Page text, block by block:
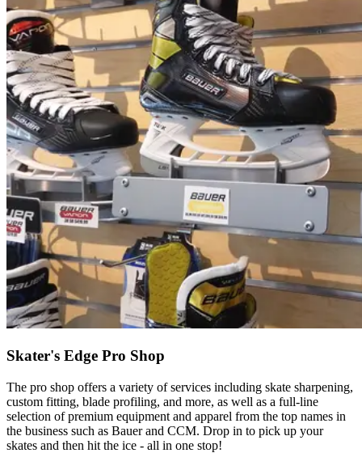
Skater's Edge Pro Shop​​​​‌ ‍ ​‍​‍‌‍ ‌ ​‍‌‍‍‌‌‍‌ ‌‍‍‌‌‍ ‍​‍​‍​ ‍‍​‍​‍‌ ​ ‌‍​‌‌‍ ‍‌‍‍‌‌ ‌​‌ ‍‌​‍ ‍‌‍‍‌‌‍ ​‍​‍​‍ ​​‍​‍‌‍‍​‌ ​‍‌‍‌‌‌‍‌‍​‍​‍​ ‍‍​‍​‍‌‍‍​‌ ‌​‌ ‌​‌ ​​‌ ​ ​ ‍‍​‍ ​‍ ‌‍​ ‌‍‍​‌‍‌‌‌‍ ​‌ ​ ‌‍‌‌‌‍​‌‌ ​​‌‍‍‌‌‍‌‌‌ ​‍‌ ​ ​‍ ‍‌ ​ ‌‍​‌‌‍ ‍‌‍‍‌‌ ‌​‌ ‍‌​‍ ‍‌ ​ ‌ ‌​‌ ‌‌‌‍‌​‌‍‍‌‌‍ ​‍ ‌‍‍‌‌‍ ‍‌ ‌​‌‍‌‌‌‍ ‍‌ ‌​​‍ ‌‍‌‌‌‍‌​‌‍‍‌‌ ‌​​‍ ‌‍ ‌‌‍ ‌‍‌​‌‍‌‌​ ‌‌ ​​‌ ​‍‌‍‌‌‌ ​ ‌‍‌‌‌‍ ‍‌ ‌​‌‍​‌‌ ‌​‌‍‍‌‌‍ ‌‍ ‍​ ‍ ‌‍‍‌‌‍‌​​ ‌​ ​‍​ ‌‌‌‍​ ‌‍‌‌​ ‌​‌‍​‍‌‍​‍‌‍​‌​‍ ‌​ ‌​​ ​​‌‍​‍​ ‌‍​‍ ‌​ ‌​‌‍‌‍‌‍​‌​ ‍​​‍ ‌‌‍​‌‌‍​‌‌‍‌‌​ ‍‌​‍ ‌​ ‌​​ ‌‌​ ‌ ​ ‌‌​ ‍‌​ ‌‌​ ‍‌‌‍​ ‌‍​‍​ ‌ ‌‍‌​​ ​ ​ ‍ ‌ ‌​‌ ‍‌‌ ​​‌‍‌‌​ ‌‌ ​​‌‍​‌‌‍‌ ‌‍‌‌​ ‍ ‌ ​​‌‍​‌‌ ‌​‌‍‍​​ ‌‌ ​​‌‍​‌‌‍‌ ‌‍‌‌‌​​‍‌ ‌‌‌‍‍‌‌‍ ​‌‍‌​‌‍‌‌‌ ​‍​‍‌‌​ ‌‌‌​​‍‌‌ ‌‍‍ ‌‍‌‌‌ ‍‌​‍‌‌​ ​ ‌​‌​​‍‌‌​ ​ ‌​‌​​‍‌‌​ ​‍​ ​‍​ ‍​​ ​ ‌‍​‍‌‍​‌​ ‍​​ ​ ‌‍‌​​ ‌ ​ ‍​​ ‍​​ ‍​‌‍​‍​‍‌‌​ ​‍​ ​‍​‍‌‌​ ‌‌‌​‌​​‍ ‍‌‍​ ‌‍​‌‌ ​‍‌‍ ‌ ‌‌‌ ​ ‌‍‌‌‌‍ ​‌​‍‌‌ ‌​‌‍‌‌‌‍ ‌‌ ​ ​‍‌‌​ ‌‌‌​​‍‌‌ ‌‍‍ ‌‍‌‌‌ ‍‌​‍‌‌​ ​ ‌​‌​​‍‌‌​ ​ ‌​‌​​‍‌‌​ ​‍​ ​‍​ ‌‌​ ‍​​ ‌‌​ ​‍​ ‌ ‌‍‌‍‌‍‌‌​ ‌‌​ ‌​‌‍​‍​ ​​​ ‍‌‌‍​‍​ ‍​​ ‍‌​ ​‍​ ‌‍​ ‌‌​ ‍‌​ ​​​ ‌ ‌‍‌​​ ‌​‌‍​‍‌‍​‌​ ​‍​ ‌‍​ ‍‌​ ‍​‌‍​ ​ ​ ​ ‌‌​‍‌‌​ ​‍​ ​‍​‍‌‌​ ‌‌‌​‌​​‍ ‍‌‍​ ‌‍​‌‌ ​‍‌‍‌​‌‌‌​‌‍‍‌‌ ‌​‌‍ ​‌‍‌‌​ ‌‍​‍‌‍​‌‌ ​ ‌‍‌‌‌‌‌‌‌ ​‍‌‍ ​​ ‌‌‍‍​‌ ‌​‌ ‌​‌ ​​‌ ​ ​‍‌‌​ ​ ‌​​‌​‍‌‌​ ​‍‌​‌‍​‍‌‌​ ​‍‌​‌‍‌‍​ ‌‍‍​‌‍‌‌‌‍ ​‌ ​ ‌‍‌‌‌‍​‌‌ ​​‌‍‍‌‌‍‌‌‌ ​‍‌ ​ ​‍ ‍‌ ​ ‌‍​‌‌‍ ‍‌‍‍‌‌ ‌​‌ ‍‌​‍ ‍‌ ​ ‌ ‌​‌ ‌‌‌‍‌​‌‍‍‌‌‍ ​‍‌‍‌‍‍‌‌‍‌​​ ‌​ ​‍​ ‌‌‌‍​ ‌‍‌‌​ ‌​‌‍​‍‌‍​‍‌‍​‌​‍ ‌​ ‌​​ ​​‌‍​‍​ ‌‍​‍ ‌​ ‌​‌‍‌‍‌‍​‌​ ‍​​‍ ‌‌‍​‌‌‍​‌‌‍‌‌​ ‍‌​‍ ‌​ ‌​​ ‌‌​ ‌ ​ ‌‌​ ‍‌​ ‌‌​ ‍‌‌‍​ ‌‍​‍​ ‌ ‌‍‌​​ ​ ​‍‌‍‌ ‌​‌ ‍‌‌ ​​‌‍‌‌​ ‌‌ ​​‌‍​‌‌‍‌ ‌‍‌‌​‍‌‍‌ ​​‌‍​‌‌ ‌​‌‍‍​​ ‌‌ ​​‌‍​‌‌‍‌ ‌‍‌‌‌​​‍‌ ‌‌‌‍‍‌‌‍ ​‌‍‌​‌‍‌‌‌ ​‍​‍‌‌​ ‌‌‌​​‍‌‌ ‌‍‍ ‌‍‌‌‌ ‍‌​‍‌‌​ ​ ‌​‌​​‍‌‌​ ​ ‌​‌​​‍‌‌​ ​‍​ ​‍​ ‍​​ ​ ‌‍​‍‌‍​‌​ ‍​​ ​ ‌‍‌​​ ‌ ​ ‍​​ ‍​​ ‍​‌‍​‍​‍‌‌​ ​‍​ ​‍​‍‌‌​ ‌‌‌​‌​​‍ ‍‌‍​ ‌‍​‌‌ ​‍‌‍ ‌ ‌‌‌ ​ ‌‍‌‌‌‍ ​‌​‍‌‌ ‌​‌‍‌‌‌‍ ‌‌ ​ ​‍‌‌​ ‌‌‌​​‍‌‌ ‌‍‍ ‌‍‌‌‌ ‍‌​‍‌‌​ ​ ‌​‌​​‍‌‌​ ​ ‌​‌​​‍‌‌​ ​‍​ ​‍​ ‌‌​ ‍​​ ‌‌​ ​‍​ ‌ ‌‍‌‍‌‍‌‌​ ‌‌​ ‌​‌‍​‍​ ​​​ ‍‌‌‍​‍​ ‍​​ ‍‌​ ​‍​ ‌‍​ ‌‌​ ‍‌​ ​​​ ‌ ‌‍‌​​ ‌​‌‍​‍‌‍​‌​ ​‍​ ‌‍​ ‍‌​ ‍​‌‍​ ​ ​ ​ ‌‌​‍‌‌​ ​‍​ ​‍​‍‌‌​ ‌‌‌​‌​​‍ ‍‌‍​ ‌‍​‌‌ ​‍‌‍‌​‌‌‌​‌‍‍‌‌ ‌​‌‍ ​‌‍‌‌​‍‌‍‌ ​​‌‍‌‌‌ ​‍‌ ​ ‌ ​​‌‍‌‌‌‍​ ‌ ‌​‌‍‍‌‌ ‌‍‌‍‌‌​ ‌‌ ​​‌ ‌‌‌‍​‍‌‍ ​‌‍‍‌‌ ​ ‌‍‍​‌‍‌‌‌‍‌​​‍​‍‌ ‌
The pro shop offers a variety of services including skate sharpening,
custom fitting, blade profiling, and more, as well as a full-line
selection of premium equipment and apparel from the top names in
the business such as Bauer and CCM. Drop in to pick up your
skates and then hit the ice - all in one stop!​​​​‌ ‍ ​‍​‍‌‍ ‌ ​‍‌‍‍‌‌‍‌ ‌‍‍‌‌‍ ‍​‍​‍​ ‍‍​‍​‍‌ ​ ‌‍​‌‌‍ ‍‌‍‍‌‌ ‌​‌ ‍‌​‍ ‍‌‍‍‌‌‍ ​‍​‍​‍ ​​‍​‍‌‍‍​‌ ​‍‌‍‌‌‌‍‌‍​‍​‍​ ‍‍​‍​‍‌‍‍​‌ ‌​‌ ‌​‌ ​​‌ ​ ​ ‍‍​‍ ​‍ ‌‍​ ‌‍‍​‌‍‌‌‌‍ ​‌ ​ ‌‍‌‌‌‍​‌‌ ​​‌‍‍‌‌‍‌‌‌ ​‍‌ ​ ​‍ ‍‌ ​ ‌‍​‌‌‍ ‍‌‍‍‌‌ ‌​‌ ‍‌​‍ ‍‌ ​ ‌ ‌​‌ ‌‌‌‍‌​‌‍‍‌‌‍ ​‍ ‌‍‍‌‌‍ ‍‌ ‌​‌‍‌‌‌‍ ‍‌ ‌​​‍ ‌‍‌‌‌‍‌​‌‍‍‌‌ ‌​​‍ ‌‍ ‌‌‍ ‌‍‌​‌‍‌‌​ ‌‌ ​​‌ ​‍‌‍‌‌‌ ​ ‌‍‌‌‌‍ ‍‌ ‌​‌‍​‌‌ ‌​‌‍‍‌‌‍ ‌‍ ‍​ ‍ ‌‍‍‌‌‍‌​​ ‌​ ​‍​ ‌‌‌‍​ ‌‍‌‌​ ‌​‌‍​‍‌‍​‍‌‍​‌​‍ ‌​ ‌​​ ​​‌‍​‍​ ‌‍​‍ ‌​ ‌​‌‍‌‍‌‍​‌​ ‍​​‍ ‌‌‍​‌‌‍​‌‌‍‌‌​ ‍‌​‍ ‌​ ‌​​ ‌‌​ ‌ ​ ‌‌​ ‍‌​ ‌‌​ ‍‌‌‍​ ‌‍​‍​ ‌ ‌‍‌​​ ​ ​ ‍ ‌ ‌​‌ ‍‌‌ ​​‌‍‌‌​ ‌‌ ​​‌‍​‌‌‍‌ ‌‍‌‌​ ‍ ‌ ​​‌‍​‌‌ ‌​‌‍‍​​ ‌‌ ​​‌‍​‌‌‍‌ ‌‍‌‌‌​​‍‌ ‌‌‌‍‍‌‌‍ ​‌‍‌​‌‍‌‌‌ ​‍​‍‌‌​ ‌‌‌​​‍‌‌ ‌‍‍ ‌‍‌‌‌ ‍‌​‍‌‌​ ​ ‌​‌​​‍‌‌​ ​ ‌​‌​​‍‌‌​ ​‍​ ​‍​ ‍​​ ​ ‌‍​‍‌‍​‌​ ‍​​ ​ ‌‍‌​​ ‌ ​ ‍​​ ‍​​ ‍​‌‍​‍​‍‌‌​ ​‍​ ​‍​‍‌‌​ ‌‌‌​‌​​‍ ‍‌‍​ ‌‍​‌‌ ​‍‌‍ ‌ ‌‌‌ ​ ‌‍‌‌‌‍ ​‌​‍‌‌ ‌​‌‍‌‌‌‍ ‌‌ ​ ​‍‌‌​ ‌‌‌​​‍‌‌ ‌‍‍ ‌‍‌‌‌ ‍‌​‍‌‌​ ​ ‌​‌​​‍‌‌​ ​ ‌​‌​​‍‌‌​ ​‍​ ​‍​ ‌‌​ ‍​​ ‌‌​ ​‍​ ‌ ‌‍‌‍‌‍‌‌​ ‌‌​ ‌​‌‍​‍​ ​​​ ‍‌‌‍​‍​ ‍​​ ‍‌​ ​‍​ ‌‍​ ‌‌​ ‍‌​ ​​​ ‌ ‌‍‌​​ ‌​‌‍​‍‌‍​‌​ ​‍​ ‌‍​ ‍‌​ ‍​‌‍​ ​ ​ ​ ‌‌​‍‌‌​ ​‍​ ​‍​‍‌‌​ ‌‌‌​‌​​‍ ‍‌‍​ ‌‍​‌‌ ​‍‌‍‌​‌​‌​‌‍‌‌‌ ​ ‌‍​ ‌ ​‍‌‍‍‌‌ ​​‌ ‌​‌‍‍‌‌‍ ‌‍ ‍​ ‌‍​‍‌‍​‌‌ ​ ‌‍‌‌‌‌‌‌‌ ​‍‌‍ ​​ ‌‌‍‍​‌ ‌​‌ ‌​‌ ​​‌ ​ ​‍‌‌​ ​ ‌​​‌​‍‌‌​ ​‍‌​‌‍​‍‌‌​ ​‍‌​‌‍‌‍​ ‌‍‍​‌‍‌‌‌‍ ​‌ ​ ‌‍‌‌‌‍​‌‌ ​​‌‍‍‌‌‍‌‌‌ ​‍‌ ​ ​‍ ‍‌ ​ ‌‍​‌‌‍ ‍‌‍‍‌‌ ‌​‌ ‍‌​‍ ‍‌ ​ ‌ ‌​‌ ‌‌‌‍‌​‌‍‍‌‌‍ ​‍‌‍‌‍‍‌‌‍‌​​ ‌​ ​‍​ ‌‌‌‍​ ‌‍‌‌​ ‌​‌‍​‍‌‍​‍‌‍​‌​‍ ‌​ ‌​​ ​​‌‍​‍​ ‌‍​‍ ‌​ ‌​‌‍‌‍‌‍​‌​ ‍​​‍ ‌‌‍​‌‌‍​‌‌‍‌‌​ ‍‌​‍ ‌​ ‌​​ ‌‌​ ‌ ​ ‌‌​ ‍‌​ ‌‌​ ‍‌‌‍​ ‌‍​‍​ ‌ ‌‍‌​​ ​ ​‍‌‍‌ ‌​‌ ‍‌‌ ​​‌‍‌‌​ ‌‌ ​​‌‍​‌‌‍‌ ‌‍‌‌​‍‌‍‌ ​​‌‍​‌‌ ‌​‌‍‍​​ ‌‌ ​​‌‍​‌‌‍‌ ‌‍‌‌‌​​‍‌ ‌‌‌‍‍‌‌‍ ​‌‍‌​‌‍‌‌‌ ​‍​‍‌‌​ ‌‌‌​​‍‌‌ ‌‍‍ ‌‍‌‌‌ ‍‌​‍‌‌​ ​ ‌​‌​​‍‌‌​ ​ ‌​‌​​‍‌‌​ ​‍​ ​‍​ ‍​​ ​ ‌‍​‍‌‍​‌​ ‍​​ ​ ‌‍‌​​ ‌ ​ ‍​​ ‍​​ ‍​‌‍​‍​‍‌‌​ ​‍​ ​‍​‍‌‌​ ‌‌‌​‌​​‍ ‍‌‍​ ‌‍​‌‌ ​‍‌‍ ‌ ‌‌‌ ​ ‌‍‌‌‌‍ ​‌​‍‌‌ ‌​‌‍‌‌‌‍ ‌‌ ​ ​‍‌‌​ ‌‌‌​​‍‌‌ ‌‍‍ ‌‍‌‌‌ ‍‌​‍‌‌​ ​ ‌​‌​​‍‌‌​ ​ ‌​‌​​‍‌‌​ ​‍​ ​‍​ ‌‌​ ‍​​ ‌‌​ ​‍​ ‌ ‌‍‌‍‌‍‌‌​ ‌‌​ ‌​‌‍​‍​ ​​​ ‍‌‌‍​‍​ ‍​​ ‍‌​ ​‍​ ‌‍​ ‌‌​ ‍‌​ ​​​ ‌ ‌‍‌​​ ‌​‌‍​‍‌‍​‌​ ​‍​ ‌‍​ ‍‌​ ‍​‌‍​ ​ ​ ​ ‌‌​‍‌‌​ ​‍​ ​‍​‍‌‌​ ‌‌‌​‌​​‍ ‍‌‍​ ‌‍​‌‌ ​‍‌‍‌​‌​‌​‌‍‌‌‌ ​ ‌‍​ ‌ ​‍‌‍‍‌‌ ​​‌ ‌​‌‍‍‌‌‍ ‌‍ ‍​‍‌‍‌ ​​‌‍‌‌‌ ​‍‌ ​ ‌ ​​‌‍‌‌‌‍​ ‌ ‌​‌‍‍‌‌ ‌‍‌‍‌‌​ ‌‌ ​​‌ ‌‌‌‍​‍‌‍ ​‌‍‍‌‌ ​ ‌‍‍​‌‍‌‌‌‍‌​​‍​‍‌ ‌